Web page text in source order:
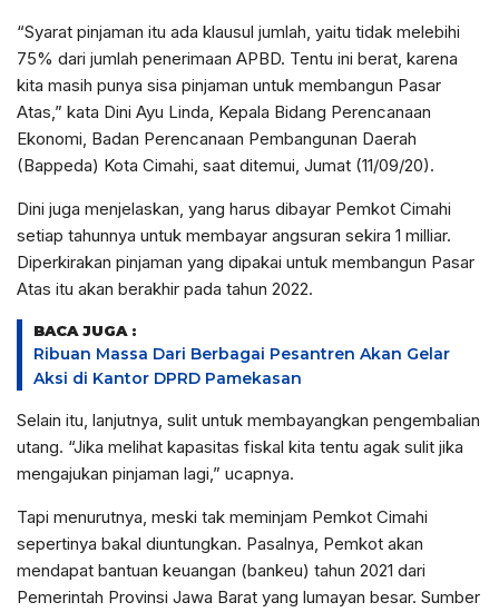
“Syarat pinjaman itu ada klausul jumlah, yaitu tidak melebihi
75% dari jumlah penerimaan APBD. Tentu ini berat, karena
kita masih punya sisa pinjaman untuk membangun Pasar
Atas,” kata Dini Ayu Linda, Kepala Bidang Perencanaan
Ekonomi, Badan Perencanaan Pembangunan Daerah
(Bappeda) Kota Cimahi, saat ditemui, Jumat (11/09/20).
Dini juga menjelaskan, yang harus dibayar Pemkot Cimahi
setiap tahunnya untuk membayar angsuran sekira 1 milliar.
Diperkirakan pinjaman yang dipakai untuk membangun Pasar
Atas itu akan berakhir pada tahun 2022.
BACA JUGA :
Ribuan Massa Dari Berbagai Pesantren Akan Gelar
Aksi di Kantor DPRD Pamekasan
Selain itu, lanjutnya, sulit untuk membayangkan pengembalian
utang. “Jika melihat kapasitas fiskal kita tentu agak sulit jika
mengajukan pinjaman lagi,” ucapnya.
Tapi menurutnya, meski tak meminjam Pemkot Cimahi
sepertinya bakal diuntungkan. Pasalnya, Pemkot akan
mendapat bantuan keuangan (bankeu) tahun 2021 dari
Pemerintah Provinsi Jawa Barat yang lumayan besar. Sumber